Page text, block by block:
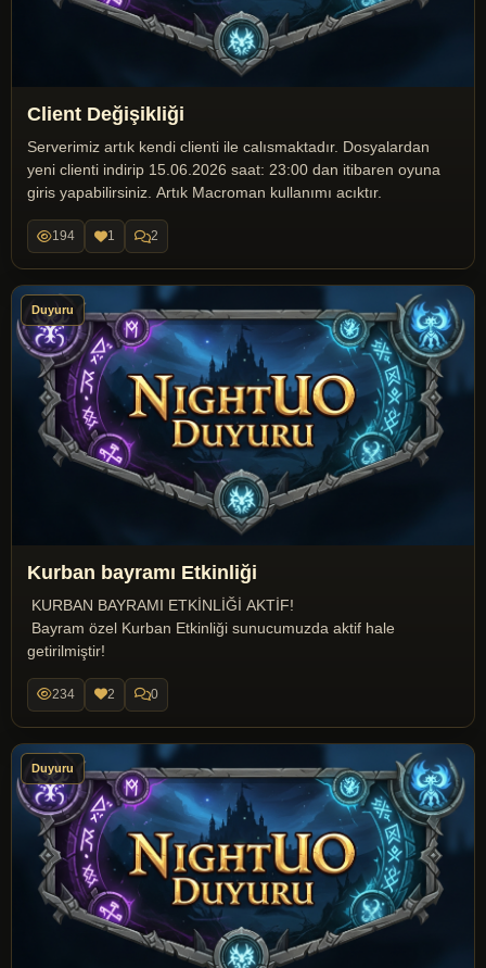
Client Değişikliği
Serverimiz artık kendi clienti ile calısmaktadır. Dosyalardan
yeni clienti indirip 15.06.2026 saat: 23:00 dan itibaren oyuna
giris yapabilirsiniz. Artık Macroman kullanımı acıktır.
194 1 2
Duyuru
Kurban bayramı Etkinliği
KURBAN BAYRAMI ETKİNLİĞİ AKTİF!
Bayram özel Kurban Etkinliği sunucumuzda aktif hale
getirilmiştir!
234 2 0
Duyuru